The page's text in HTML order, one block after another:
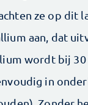
ze op dit
aan, dat
wordt bij 30
in